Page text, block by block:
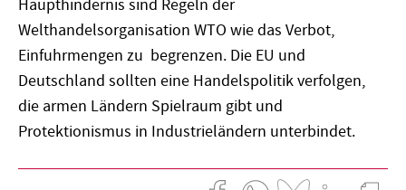
Haupthindernis sind Regeln der
Welthandelsorganisation WTO wie das Verbot,
Einfuhrmengen zu begrenzen. Die EU und
Deutschland sollten eine Handelspolitik verfolgen,
die armen Ländern Spielraum gibt und
Protektionismus in Industrieländern unterbindet.